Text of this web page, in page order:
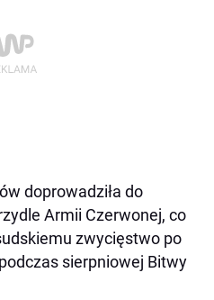
doprowadziła do
Armii Czerwonej, co
zwycięstwo po
sierpniowej Bitwy